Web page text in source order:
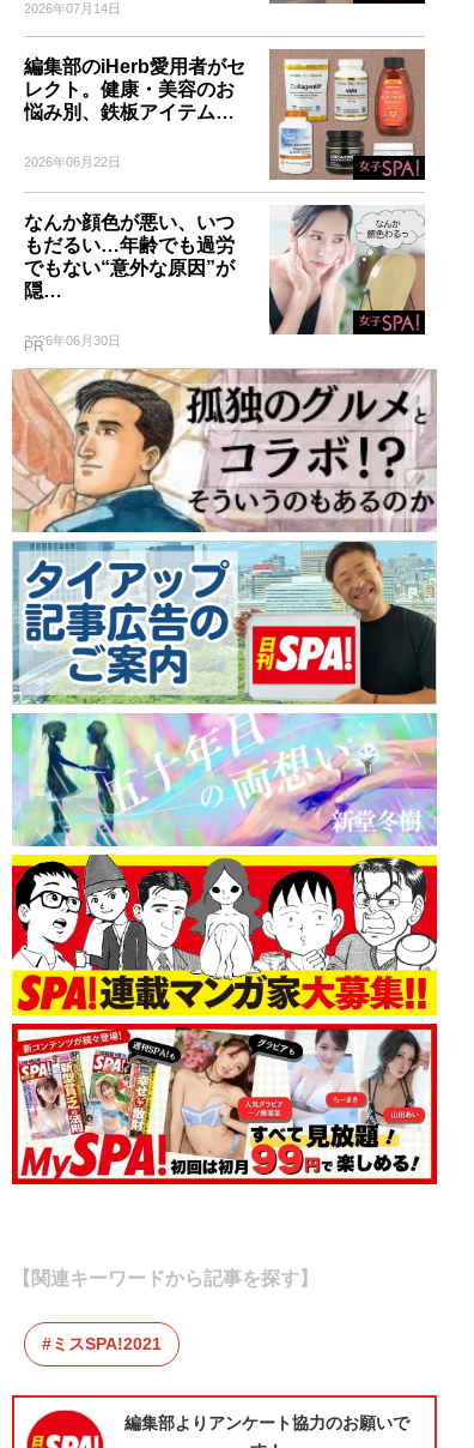
2026年07月14日
編集部のiHerb愛用者がセ
レクト。健康・美容のお
悩み別、鉄板アイテム…
2026年06月22日
なんか顔色が悪い、いつ
もだるい…年齢でも過労
でもない“意外な原因”が
隠…
2026年06月30日
PR
【関連キーワードから記事を探す】
ミスSPA!2021